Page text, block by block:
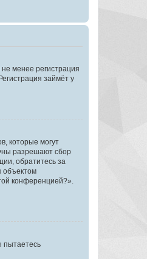
менее регистрация
займёт у
которые могут
разрешают сбор
обратитесь за
объектом
конференцией?».
пытаетесь